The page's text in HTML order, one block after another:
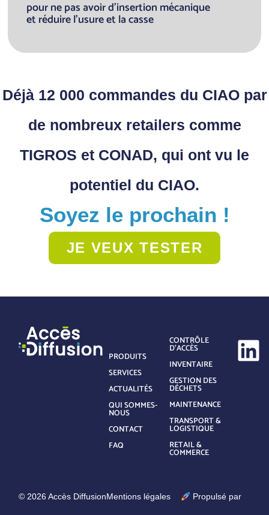
pour ne pas avoir d’insertion mécanique
et réduire l’usure et la casse
Déjà 12 000 commandes du CIAO par
de nombreux retailers comme
TIGROS et CONAD, qui ont vu le
potentiel du CIAO.
Soyez le prochain !
JE VEUX TESTER
PRODUITS
SERVICES
ACTUALITÉS
QUI SOMMES-
NOUS
CONTACT
FAQ
CONTRÔLE
D’ACCÈS
INVENTAIRE
GESTION DES
DÉCHETS
MAINTENANCE
TRANSPORT &
LOGISTIQUE
RETAIL &
COMMERCE
© 2026 Accès DiffusionMentions légales Propulsé par